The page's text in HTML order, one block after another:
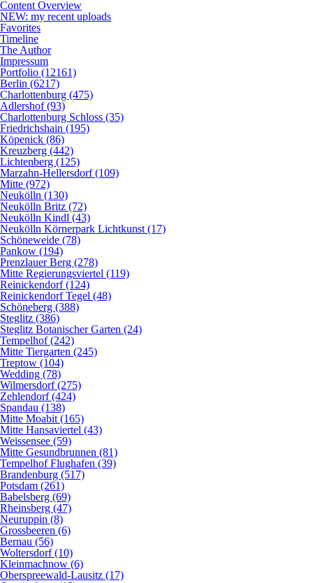
Content Overview
NEW: my recent uploads
Favorites
Timeline
The Author
Impressum
Portfolio (12161)
Berlin (6217)
Charlottenburg (475)
Adlershof (93)
Charlottenburg Schloss (35)
Friedrichshain (195)
Köpenick (86)
Kreuzberg (442)
Lichtenberg (125)
Marzahn-Hellersdorf (109)
Mitte (972)
Neukölln (130)
Neukölln Britz (72)
Neukölln Kindl (43)
Neukölln Körnerpark Lichtkunst (17)
Schöneweide (78)
Pankow (194)
Prenzlauer Berg (278)
Mitte Regierungsviertel (119)
Reinickendorf (124)
Reinickendorf Tegel (48)
Schöneberg (388)
Steglitz (386)
Steglitz Botanischer Garten (24)
Tempelhof (242)
Mitte Tiergarten (245)
Treptow (104)
Wedding (78)
Wilmersdorf (275)
Zehlendorf (424)
Spandau (138)
Mitte Moabit (165)
Mitte Hansaviertel (43)
Weissensee (59)
Mitte Gesundbrunnen (81)
Tempelhof Flughafen (39)
Brandenburg (517)
Potsdam (261)
Babelsberg (69)
Rheinsberg (47)
Neuruppin (8)
Grossbeeren (6)
Bernau (56)
Woltersdorf (10)
Kleinmachnow (6)
Oberspreewald-Lausitz (17)